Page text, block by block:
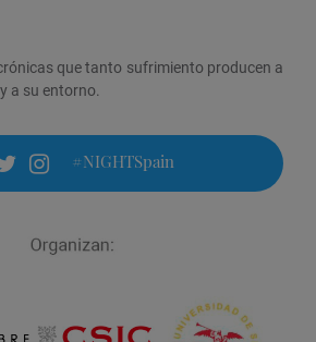
que tanto sufrimiento producen a
a su entorno.
#NIGHTSpain